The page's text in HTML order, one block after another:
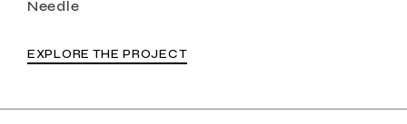
Needle
EXPLORE THE PROJECT